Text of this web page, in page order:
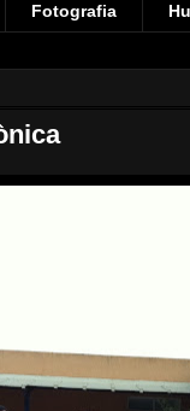
Fotografia